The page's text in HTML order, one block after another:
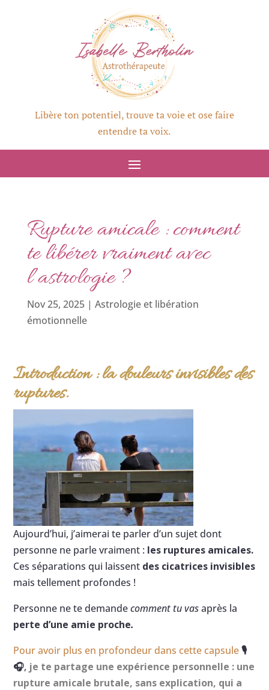
Libère ton potentiel, trouve ta voie et ose faire
entendre ta voix.
Rupture amicale : comment
te libérer vraiment avec
l’astrologie ?
Nov 25, 2025| Astrologie et libération
émotionnelle
Introduction : la douleurs invisibles des
ruptures.
Aujourd’hui, j’aimerai te parler d’un sujet dont
personne ne parle vraiment : les ruptures amicales.
Ces séparations qui laissent des cicatrices invisibles
mais tellement profondes !
Personne ne te demandecomment tu vasaprès la
perte d’une amie proche.
Pour avoir plus en profondeur dans cette capsule 🎙️
🎧, je te partage une expérience personnelle : une
rupture amicale brutale, sans explication, qui a